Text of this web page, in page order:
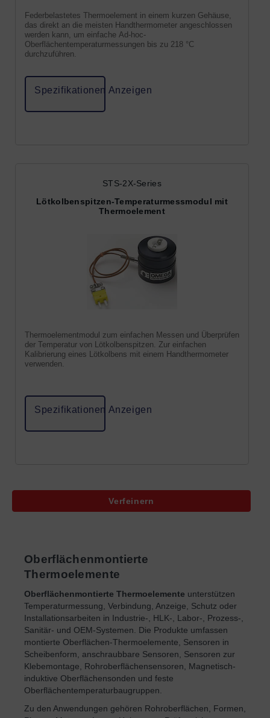
Federbelastetes Thermoelement in einem kurzen Gehäuse,
das direkt an die meisten Handthermometer angeschlossen
werden kann, um einfache Ad-hoc-
Oberflächentemperaturmessungen bis zu 218 °C
durchzuführen.
Spezifikationen Anzeigen
STS-2X-Series
Lötkolbenspitzen-Temperaturmessmodul mit
Thermoelement
Thermoelementmodul zum einfachen Messen und Überprüfen
der Temperatur von Lötkolbenspitzen. Zur einfachen
Kalibrierung eines Lötkolbens mit einem Handthermometer
verwenden.
Spezifikationen Anzeigen
Verfeinern
Oberflächenmontierte
Thermoelemente
Oberflächenmontierte Thermoelemente unterstützen
Temperaturmessung, Verbindung, Anzeige, Schutz oder
Installationsarbeiten in Industrie-, HLK-, Labor-, Prozess-,
Sanitär- und OEM-Systemen. Die Produkte umfassen
montierte Oberflächen-Thermoelemente, Sensoren in
Scheibenform, anschraubbare Sensoren, Sensoren zur
Klebemontage, Rohroberflächensensoren, Magnetisch-
induktive Oberflächensonden und feste
Oberflächentemperaturbaugruppen.
Zu den Anwendungen gehören Rohroberflächen, Formen,